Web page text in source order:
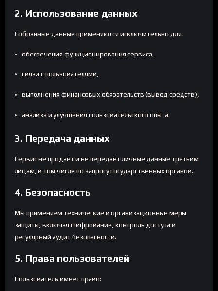
2. Использование данных
Собранные данные применяются исключительно для:
обеспечения функционирования сервиса,
связи с пользователями,
выполнения финансовых обязательств (вывод средств),
анализа и улучшения пользовательского опыта.
3. Передача данных
Сервис не продаёт и не передаёт личные данные третьим
лицам, в том числе по запросу государственных органов.
4. Безопасность
Мы применяем технические и организационные меры
защиты, включая шифрование, контроль доступа и
регулярный аудит безопасности.
5. Права пользователей
Пользователь имеет право: